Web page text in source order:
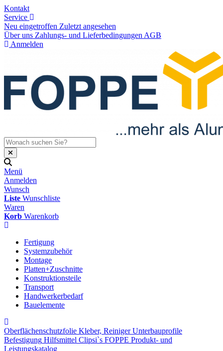
Kontakt
Service
Neu eingetroffen Zuletzt angesehen
Über uns Zahlungs- und Lieferbedingungen AGB
Anmelden
Menü
Anmelden
Wunsch
Liste Wunschliste
Waren
Korb Warenkorb
Fertigung
Systemzubehör
Montage
Platten+Zuschnitte
Konstruktionsteile
Transport
Handwerkerbedarf
Bauelemente
Oberflächenschutzfolie Kleber, Reiniger Unterbauprofile
Befestigung Hilfsmittel Clipsi`s FOPPE Produkt- und
Leistungskatalog